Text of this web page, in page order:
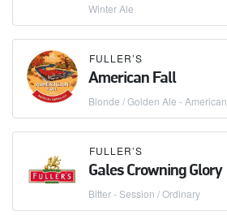
Winter Ale
FULLER’S
American Fall
Blonde / Golden Ale - American
FULLER’S
Gales Crowning Glory
Bitter - Session / Ordinary